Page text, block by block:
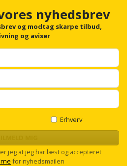
nyhedsbrev
og modtag skarpe tilbud,
og aviser
Erhverv
jeg at jeg har læst og accepteret
for nyhedsmailen